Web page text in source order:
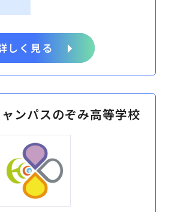
しく見る
ンパスのぞみ高等学校